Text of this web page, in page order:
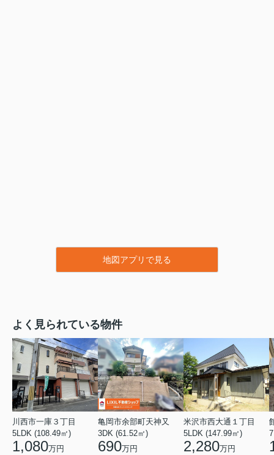
地図アプリで見る
よく見られている物件
川西市一庫３丁目
5LDK (108.49㎡)
1,080万円
亀岡市余部町天神又
3DK (61.52㎡)
690万円
米沢市西大通１丁目
5LDK (147.99㎡)
2,280万円